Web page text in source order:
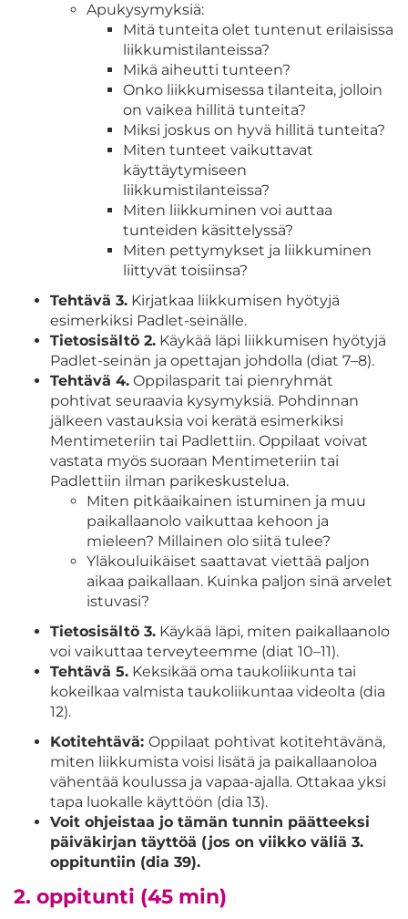
Apukysymyksiä:
Mitä tunteita olet tuntenut erilaisissa
liikkumistilanteissa?
Mikä aiheutti tunteen?
Onko liikkumisessa tilanteita, jolloin
on vaikea hillitä tunteita?
Miksi joskus on hyvä hillitä tunteita?
Miten tunteet vaikuttavat
käyttäytymiseen
liikkumistilanteissa?
Miten liikkuminen voi auttaa
tunteiden käsittelyssä?
Miten pettymykset ja liikkuminen
liittyvät toisiinsa?
Tehtävä 3. Kirjatkaa liikkumisen hyötyjä
esimerkiksi Padlet-seinälle.
Tietosisältö 2. Käykää läpi liikkumisen hyötyjä
Padlet-seinän ja opettajan johdolla (diat 7–8).
Tehtävä 4. Oppilasparit tai pienryhmät
pohtivat seuraavia kysymyksiä. Pohdinnan
jälkeen vastauksia voi kerätä esimerkiksi
Mentimeteriin tai Padlettiin. Oppilaat voivat
vastata myös suoraan Mentimeteriin tai
Padlettiin ilman parikeskustelua.
Miten pitkäaikainen istuminen ja muu
paikallaanolo vaikuttaa kehoon ja
mieleen? Millainen olo siitä tulee?
Yläkouluikäiset saattavat viettää paljon
aikaa paikallaan. Kuinka paljon sinä arvelet
istuvasi?
Tietosisältö 3. Käykää läpi, miten paikallaanolo
voi vaikuttaa terveyteemme (diat 10–11).
Tehtävä 5. Keksikää oma taukoliikunta tai
kokeilkaa valmista taukoliikuntaa videolta (dia
12).
Kotitehtävä: Oppilaat pohtivat kotitehtävänä,
miten liikkumista voisi lisätä ja paikallaanoloa
vähentää koulussa ja vapaa-ajalla. Ottakaa yksi
tapa luokalle käyttöön (dia 13).
Voit ohjeistaa jo tämän tunnin päätteeksi
päiväkirjan täyttöä (jos on viikko väliä 3.
oppituntiin (dia 39).
2. oppitunti (45 min)